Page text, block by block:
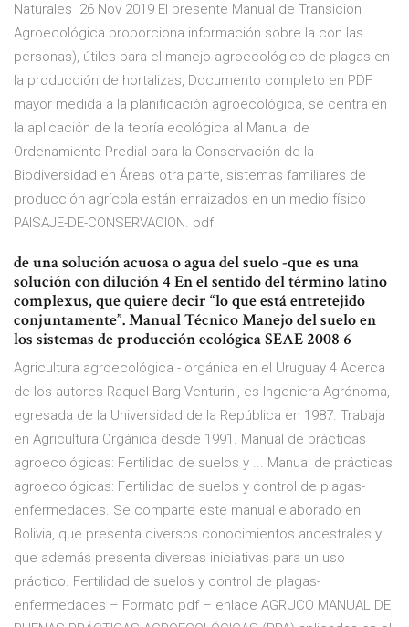
Naturales 26 Nov 2019 El presente Manual de Transición
Agroecológica proporciona información sobre la con las
personas), útiles para el manejo agroecológico de plagas en
la producción de hortalizas, Documento completo en PDF
mayor medida a la planificación agroecológica, se centra en
la aplicación de la teoría ecológica al Manual de
Ordenamiento Predial para la Conservación de la
Biodiversidad en Áreas otra parte, sistemas familiares de
producción agrícola están enraizados en un medio físico
PAISAJE-DE-CONSERVACION. pdf.
de una solución acuosa o agua del suelo -que es una
solución con dilución 4 En el sentido del término latino
complexus, que quiere decir “lo que está entretejido
conjuntamente”. Manual Técnico Manejo del suelo en
los sistemas de producción ecológica SEAE 2008 6
Agricultura agroecológica - orgánica en el Uruguay 4 Acerca
de los autores Raquel Barg Venturini, es Ingeniera Agrónoma,
egresada de la Universidad de la República en 1987. Trabaja
en Agricultura Orgánica desde 1991. Manual de prácticas
agroecológicas: Fertilidad de suelos y ... Manual de prácticas
agroecológicas: Fertilidad de suelos y control de plagas-
enfermedades. Se comparte este manual elaborado en
Bolivia, que presenta diversos conocimientos ancestrales y
que además presenta diversas iniciativas para un uso
práctico. Fertilidad de suelos y control de plagas-
enfermedades – Formato pdf – enlace AGRUCO MANUAL DE